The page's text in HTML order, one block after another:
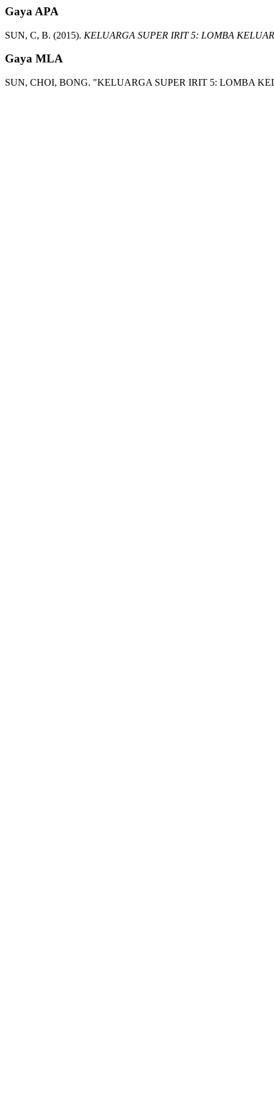
Gaya APA
SUN, C, B. (2015). KELUARGA SUPER IRIT 5: LOMBA
Gaya MLA
SUN, CHOI, BONG. "KELUARGA SUPER IRIT 5: LOMBA